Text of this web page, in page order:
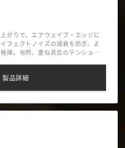
がりで、エアウェイブ・エッジに
フェクトノイズの減衰を防ぎ、よ
揮。当然、重ね具合のテンション
製品詳細